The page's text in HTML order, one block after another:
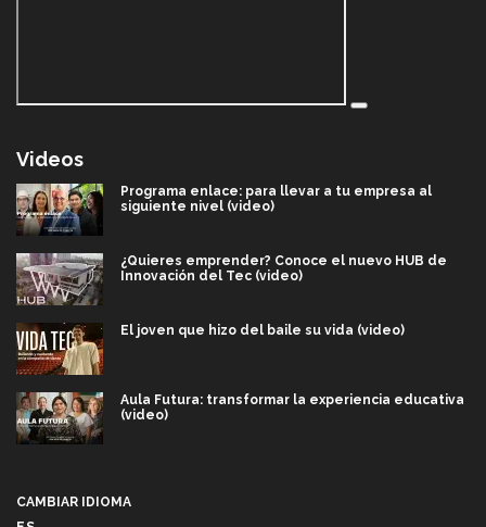
Videos
Programa enlace: para llevar a tu empresa al
siguiente nivel (video)
¿Quieres emprender? Conoce el nuevo HUB de
Innovación del Tec (video)
El joven que hizo del baile su vida (video)
Aula Futura: transformar la experiencia educativa
(video)
CAMBIAR IDIOMA